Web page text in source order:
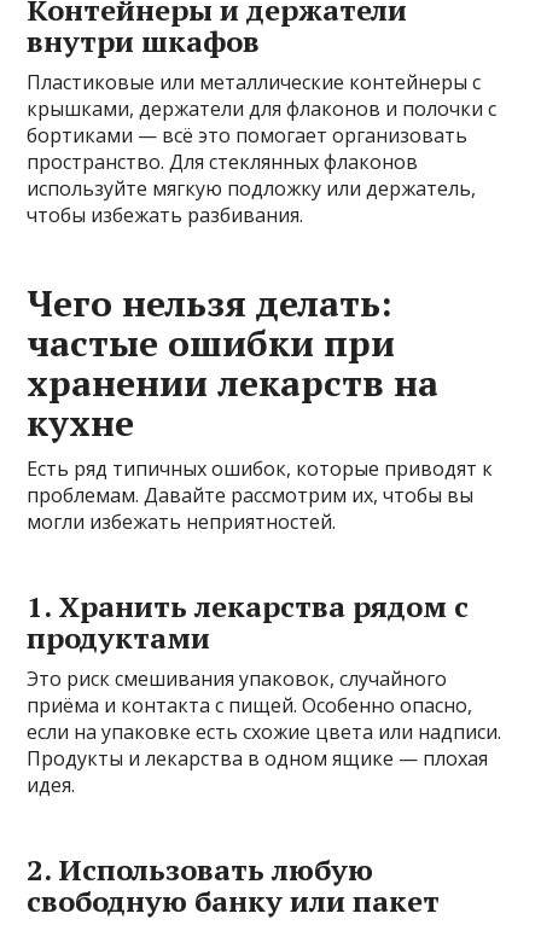
Контейнеры и держатели
внутри шкафов
Пластиковые или металлические контейнеры с
крышками, держатели для флаконов и полочки с
бортиками — всё это помогает организовать
пространство. Для стеклянных флаконов
используйте мягкую подложку или держатель,
чтобы избежать разбивания.
Чего нельзя делать:
частые ошибки при
хранении лекарств на
кухне
Есть ряд типичных ошибок, которые приводят к
проблемам. Давайте рассмотрим их, чтобы вы
могли избежать неприятностей.
1. Хранить лекарства рядом с
продуктами
Это риск смешивания упаковок, случайного
приёма и контакта с пищей. Особенно опасно,
если на упаковке есть схожие цвета или надписи.
Продукты и лекарства в одном ящике — плохая
идея.
2. Использовать любую
свободную банку или пакет